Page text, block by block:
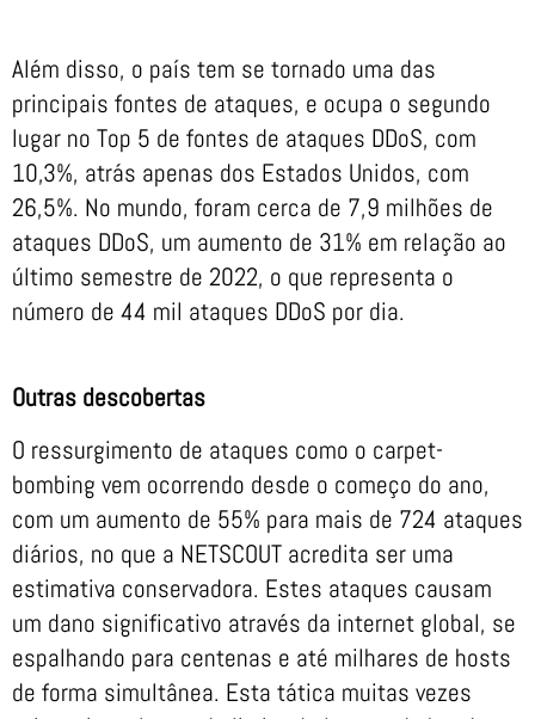
Além disso, o país tem se tornado uma das
principais fontes de ataques, e ocupa o segundo
lugar no Top 5 de fontes de ataques DDoS, com
10,3%, atrás apenas dos Estados Unidos, com
26,5%. No mundo, foram cerca de 7,9 milhões de
ataques DDoS, um aumento de 31% em relação ao
último semestre de 2022, o que representa o
número de 44 mil ataques DDoS por dia.
Outras descobertas
O ressurgimento de ataques como o carpet-
bombing vem ocorrendo desde o começo do ano,
com um aumento de 55% para mais de 724 ataques
diários, no que a NETSCOUT acredita ser uma
estimativa conservadora. Estes ataques causam
um dano significativo através da internet global, se
espalhando para centenas e até milhares de hosts
de forma simultânea. Esta tática muitas vezes